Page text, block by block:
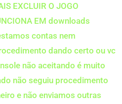
EXCLUIR O JOGO
EM downloads
contas nem
dando certo ou vc
não aceitando é muito
não seguiu procedimento
e não enviamos outras